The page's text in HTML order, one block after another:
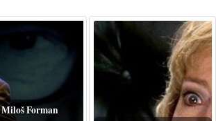
Forman